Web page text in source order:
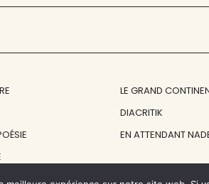
LE GRAND
DIACRITIK
EN ATTENDANT